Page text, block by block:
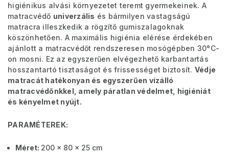
higiénikus alvási környezetet teremt gyermekeinek. A
matracvédő univerzális és bármilyen vastagságú
matracra illeszkedik a rögzítő gumiszalagoknak
köszönhetően. A maximális higiénia elérése érdekében
ajánlott a matracvédőt rendszeresen mosógépben 30°C-
on mosni. Ez az egyszerűen elvégezhető karbantartás
hosszantartó tisztaságot és frissességet biztosít. Védje
matracát hatékonyan és egyszerűen vízálló
matracvédőnkkel, amely páratlan védelmet, higiéniát
és kényelmet nyújt.
PARAMÉTEREK:
Méret: 200 x 80 x 25 cm